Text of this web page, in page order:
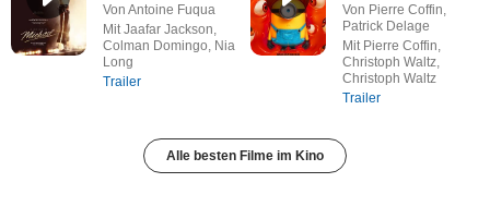
Von Antoine Fuqua
Mit Jaafar Jackson,
Colman Domingo, Nia
Long
Trailer
Von Pierre Coffin,
Patrick Delage
Mit Pierre Coffin,
Christoph Waltz,
Christoph Waltz
Trailer
Alle besten Filme im Kino